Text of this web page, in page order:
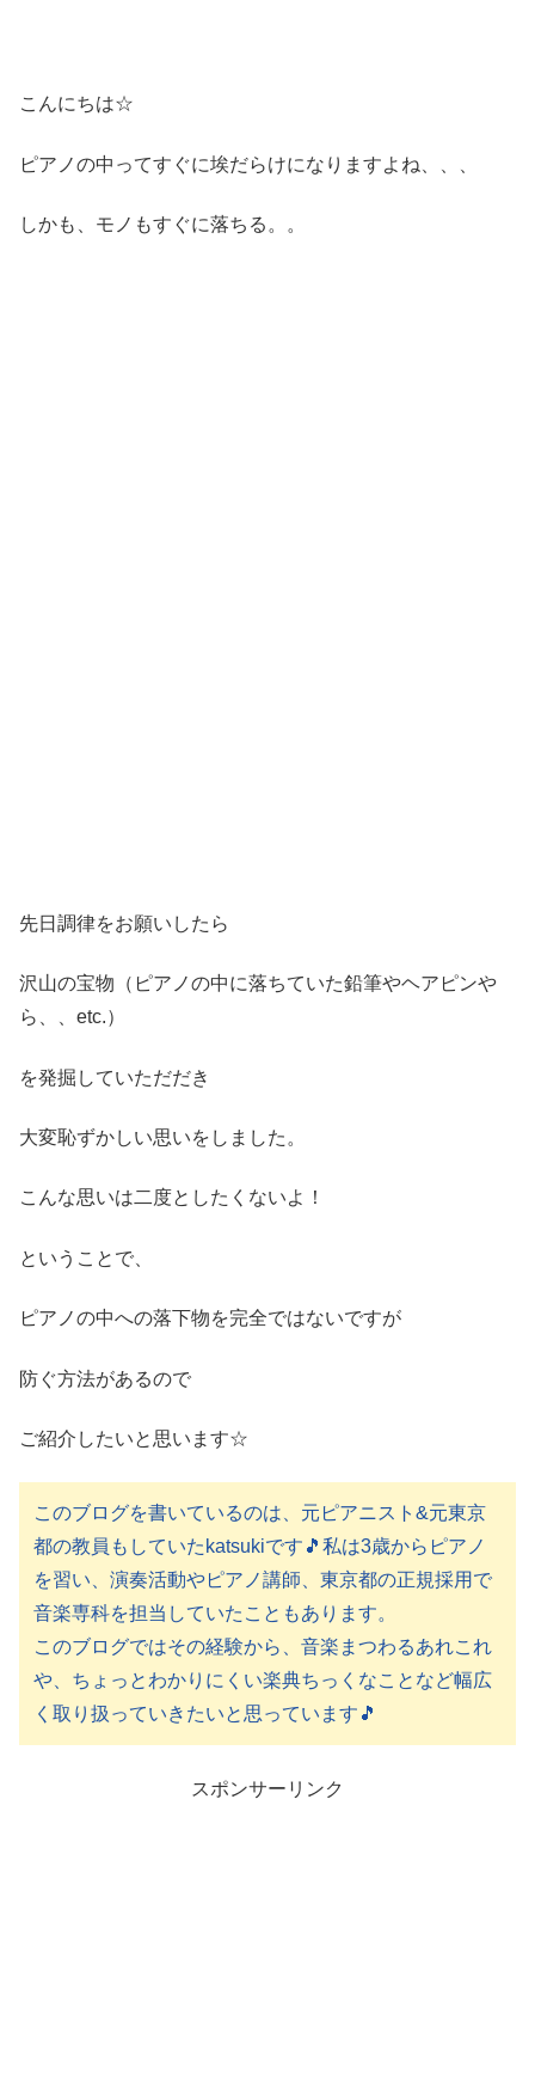
こんにちは☆
ピアノの中ってすぐに埃だらけになりますよね、、、
しかも、モノもすぐに落ちる。。
先日調律をお願いしたら
沢山の宝物（ピアノの中に落ちていた鉛筆やヘアピンや
ら、、etc.）
を発掘していただだき
大変恥ずかしい思いをしました。
こんな思いは二度としたくないよ！
ということで、
ピアノの中への落下物を完全ではないですが
防ぐ方法があるので
ご紹介したいと思います☆
このブログを書いているのは、元ピアニスト&元東京
都の教員もしていたkatsukiです🎵私は3歳からピアノ
を習い、演奏活動やピアノ講師、東京都の正規採用で
音楽専科を担当していたこともあります。
このブログではその経験から、音楽まつわるあれこれ
や、ちょっとわかりにくい楽典ちっくなことなど幅広
く取り扱っていきたいと思っています🎵
スポンサーリンク